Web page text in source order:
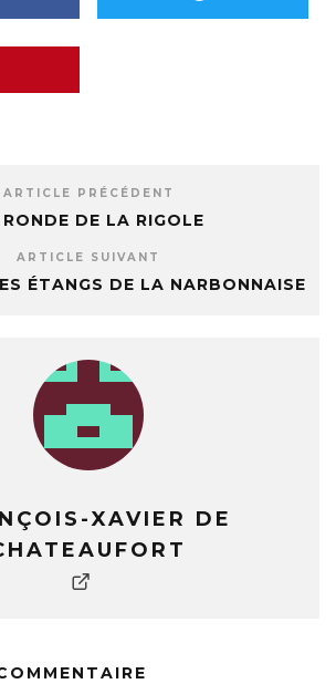
ARTICLE PRÉCÉDENT
DE LA RIGOLE
ARTICLE SUIVANT
ÉTANGS DE LA NARBONNAISE
XAVIER DE